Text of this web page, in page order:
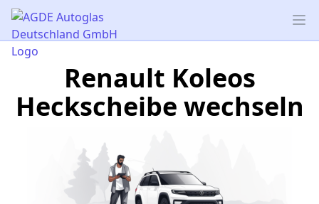
AGDE Autoglas Deutschland GmbH
Renault Koleos
Heckscheibe wechseln